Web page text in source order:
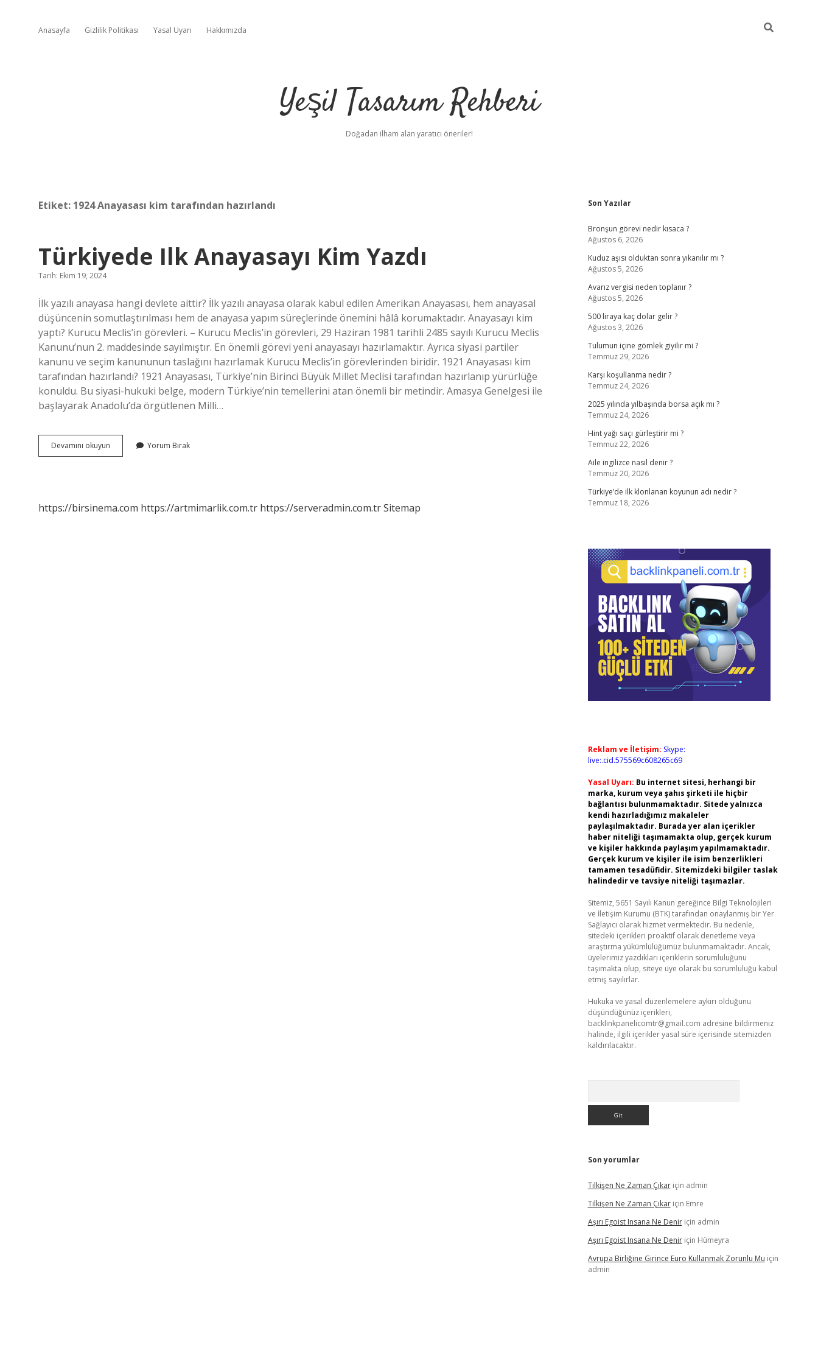
Anasayfa Gizlilik Politikası Yasal Uyarı Hakkımızda
Yeşil Tasarım Rehberi
Doğadan ilham alan yaratıcı öneriler!
Etiket: 1924 Anayasası kim tarafından hazırlandı
Türkiyede Ilk Anayasayı Kim Yazdı
Tarih: Ekim 19, 2024
İlk yazılı anayasa hangi devlete aittir? İlk yazılı anayasa olarak kabul edilen Amerikan Anayasası, hem anayasal
düşüncenin somutlaştırılması hem de anayasa yapım süreçlerinde önemini hâlâ korumaktadır. Anayasayı kim
yaptı? Kurucu Meclis’in görevleri. – Kurucu Meclis’in görevleri, 29 Haziran 1981 tarihli 2485 sayılı Kurucu Meclis
Kanunu’nun 2. maddesinde sayılmıştır. En önemli görevi yeni anayasayı hazırlamaktır. Ayrıca siyasi partiler
kanunu ve seçim kanununun taslağını hazırlamak Kurucu Meclis’in görevlerinden biridir. 1921 Anayasası kim
tarafından hazırlandı? 1921 Anayasası, Türkiye’nin Birinci Büyük Millet Meclisi tarafından hazırlanıp yürürlüğe
konuldu. Bu siyasi-hukuki belge, modern Türkiye’nin temellerini atan önemli bir metindir. Amasya Genelgesi ile
başlayarak Anadolu’da örgütlenen Milli…
Devamını okuyun Türkiyede
Ilk
Yorum Bırak
https://birsinema.com https://artmimarlik.com.tr https://serveradmin.com.trSitemap
Sidebar
Son Yazılar
Bronşun görevi nedir kısaca ?
Ağustos 6, 2026
Kuduz aşısı olduktan sonra yıkanılır mı ?
Ağustos 5, 2026
Avarız vergisi neden toplanır ?
Ağustos 5, 2026
500 liraya kaç dolar gelir ?
Ağustos 3, 2026
Tulumun içine gömlek giyilir mi ?
Temmuz 29, 2026
Karşı koşullanma nedir ?
Temmuz 24, 2026
2025 yılında yılbaşında borsa açık mı ?
Temmuz 24, 2026
Hint yağı saçı gürleştirir mi ?
Temmuz 22, 2026
Aile ingilizce nasıl denir ?
Temmuz 20, 2026
Türkiye’de ilk klonlanan koyunun adı nedir ?
Temmuz 18, 2026
Reklam ve İletişim: Skype:
live:.cid.575569c608265c69
Yasal Uyarı: Bu internet sitesi, herhangi bir
marka, kurum veya şahıs şirketi ile hiçbir
bağlantısı bulunmamaktadır. Sitede yalnızca
kendi hazırladığımız makaleler
paylaşılmaktadır. Burada yer alan içerikler
haber niteliği taşımamakta olup, gerçek kurum
ve kişiler hakkında paylaşım yapılmamaktadır.
Gerçek kurum ve kişiler ile isim benzerlikleri
tamamen tesadüfidir. Sitemizdeki bilgiler taslak
halindedir ve tavsiye niteliği taşımazlar.
Sitemiz, 5651 Sayılı Kanun gereğince Bilgi Teknolojileri
ve İletişim Kurumu (BTK) tarafından onaylanmış bir Yer
Sağlayıcı olarak hizmet vermektedir. Bu nedenle,
sitedeki içerikleri proaktif olarak denetleme veya
araştırma yükümlülüğümüz bulunmamaktadır. Ancak,
üyelerimiz yazdıkları içeriklerin sorumluluğunu
taşımakta olup, siteye üye olarak bu sorumluluğu kabul
etmiş sayılırlar.
Hukuka ve yasal düzenlemelere aykırı olduğunu
düşündüğünüz içerikleri,
backlinkpanelicomtr@gmail.com adresine bildirmeniz
halinde, ilgili içerikler yasal süre içerisinde sitemizden
kaldırılacaktır.
Son yorumlar
Tilkişen Ne Zaman Çıkariçin admin
Tilkişen Ne Zaman Çıkariçin Emre
Aşırı Egoist Insana Ne Deniriçin admin
Aşırı Egoist Insana Ne Deniriçin Hümeyra
Avrupa Birliğine Girince Euro Kullanmak Zorunlu Mu için
admin